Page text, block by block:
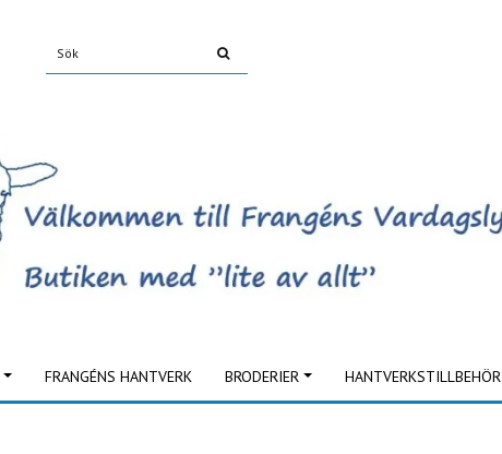
FRANGÉNS HANTVERK BRODERIER HANTVERKSTILLBEHÖR